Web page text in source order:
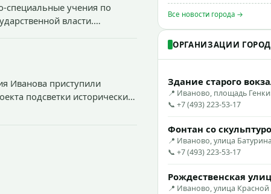
специальные учения по
власти.
Иванова приступили
подсветки исторических
Все новости города →
ОРГАНИЗАЦИИ
Здание старого
📍 Иваново, площадь
📞 +7 (493) 223-53-17
Фонтан со
📍 Иваново, улица
📞 +7 (493) 223-53-17
Рождественская
📍 Иваново, улица